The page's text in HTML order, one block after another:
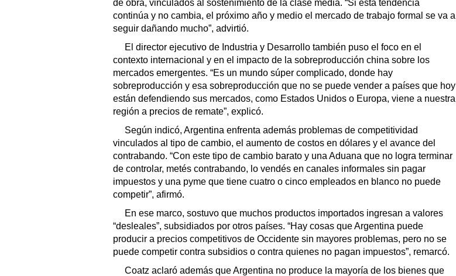
de obra, vinculados al sostenimiento de la clase media. “Si esta tendencia
continúa y no cambia, el próximo año y medio el mercado de trabajo formal se va a
seguir dañando mucho”, advirtió.
El director ejecutivo de Industria y Desarrollo también puso el foco en el
contexto internacional y en el impacto de la sobreproducción china sobre los
mercados emergentes. “Es un mundo súper complicado, donde hay
sobreproducción y esa sobreproducción que no se puede vender a países que hoy
están defendiendo sus mercados, como Estados Unidos o Europa, viene a nuestra
región a precios de remate”, explicó.
Según indicó, Argentina enfrenta además problemas de competitividad
vinculados al tipo de cambio, el aumento de costos en dólares y el avance del
contrabando. “Con este tipo de cambio barato y una Aduana que no logra terminar
de controlar, metés contrabando, lo vendés en canales informales sin pagar
impuestos y una pyme que tiene cuatro o cinco empleados en blanco no puede
competir”, afirmó.
En ese marco, sostuvo que muchos productos importados ingresan a valores
“desleales”, subsidiados por otros países. “Hay cosas que Argentina puede
producir a precios competitivos de Occidente sin mayores problemas, pero no se
puede competir contra subsidios o contra quienes no pagan impuestos”, remarcó.
Coatz aclaró además que Argentina no produce la mayoría de los bienes que